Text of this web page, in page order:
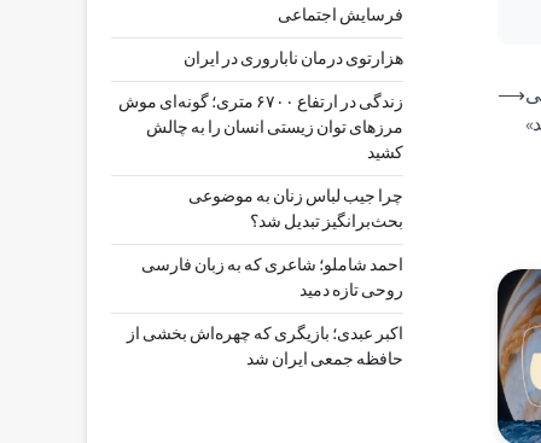
⟶
فرسایش اجتماعی
هزارتوی درمان ناباروری در ایران
زندگی در ارتفاع ۶۷۰۰ متری؛ گونه‌ای موش
مرزهای توان زیستی انسان را به چالش
کشید
چرا جیب‌ لباس زنان به موضوعی
بحث‌برانگیز تبدیل شد؟
احمد شاملو؛ شاعری که به زبان فارسی
روحی تازه دمید
اکبر عبدی؛ بازیگری که چهره‌اش بخشی از
حافظه جمعی ایران شد